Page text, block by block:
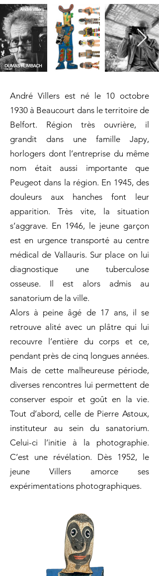
André Villers est né le 10 octobre
1930 à Beaucourt dans le territoire de
Belfort. Région très ouvrière, il
grandit dans une famille Japy,
horlogers dont l’entreprise du même
nom était aussi importante que
Peugeot dans la région. En 1945, des
douleurs aux hanches font leur
apparition. Très vite, la situation
s’aggrave. En 1946, le jeune garçon
est en urgence transporté au centre
médical de Vallauris. Sur place on lui
diagnostique une tuberculose
osseuse. Il est alors admis au
sanatorium de la ville.
Alors à peine âgé de 17 ans, il se
retrouve alité avec un plâtre qui lui
recouvre l’entière du corps et ce,
pendant près de cinq longues années.
Mais de cette malheureuse période,
diverses rencontres lui permettent de
conserver espoir et goût en la vie.
Tout d’abord, celle de Pierre Astoux,
instituteur au sein du sanatorium.
Celui-ci l’initie à la photographie.
C’est une révélation. Dès 1952, le
jeune Villers amorce ses
expérimentations photographiques.